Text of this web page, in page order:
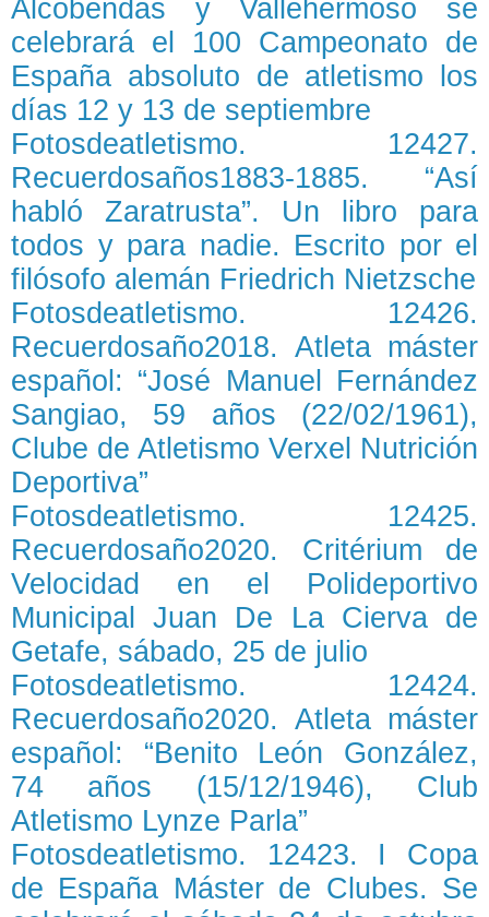
Alcobendas y Vallehermoso se
celebrará el 100 Campeonato de
España absoluto de atletismo los
días 12 y 13 de septiembre
Fotosdeatletismo. 12427.
Recuerdosaños1883-1885. “Así
habló Zaratrusta”. Un libro para
todos y para nadie. Escrito por el
filósofo alemán Friedrich Nietzsche
Fotosdeatletismo. 12426.
Recuerdosaño2018. Atleta máster
español: “José Manuel Fernández
Sangiao, 59 años (22/02/1961),
Clube de Atletismo Verxel Nutrición
Deportiva”
Fotosdeatletismo. 12425.
Recuerdosaño2020. Critérium de
Velocidad en el Polideportivo
Municipal Juan De La Cierva de
Getafe, sábado, 25 de julio
Fotosdeatletismo. 12424.
Recuerdosaño2020. Atleta máster
español: “Benito León González,
74 años (15/12/1946), Club
Atletismo Lynze Parla”
Fotosdeatletismo. 12423. I Copa
de España Máster de Clubes. Se